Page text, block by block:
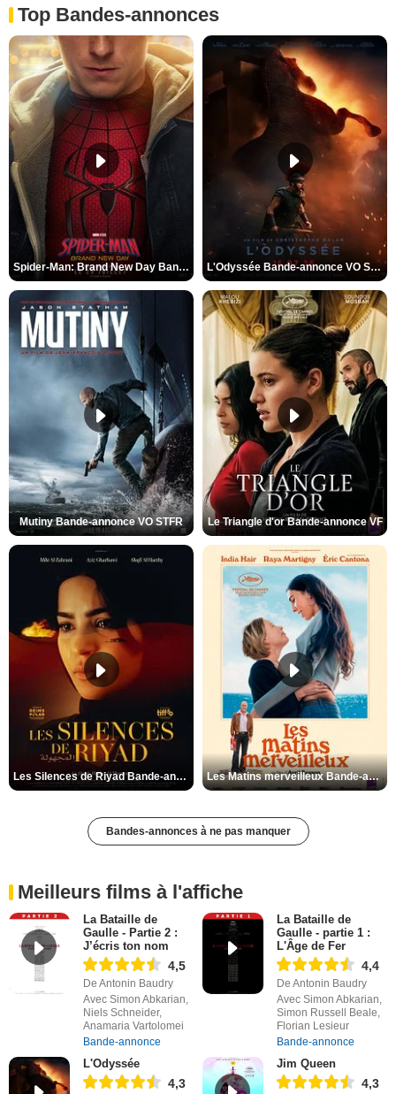
Top Bandes-annonces
Spider-Man: Brand New Day Bande-annonce VO STFR L'Odyssée Bande-annonce VO STFR
Mutiny Bande-annonce VO STFR Le Triangle d'or Bande-annonce VF
Les Silences de Riyad Bande-annonce VO STFR Les Matins merveilleux Bande-annonce VF
Bandes-annonces à ne pas manquer
Meilleurs films à l'affiche
La Bataille de
Gaulle - Partie 2 :
J’écris ton nom
4,5
De Antonin Baudry
Avec Simon Abkarian,
Niels Schneider,
Anamaria Vartolomei
Bande-annonce
La Bataille de
Gaulle - partie 1 :
L'Âge de Fer
4,4
De Antonin Baudry
Avec Simon Abkarian,
Simon Russell Beale,
Florian Lesieur
Bande-annonce
L'Odyssée
4,3
Jim Queen
4,3